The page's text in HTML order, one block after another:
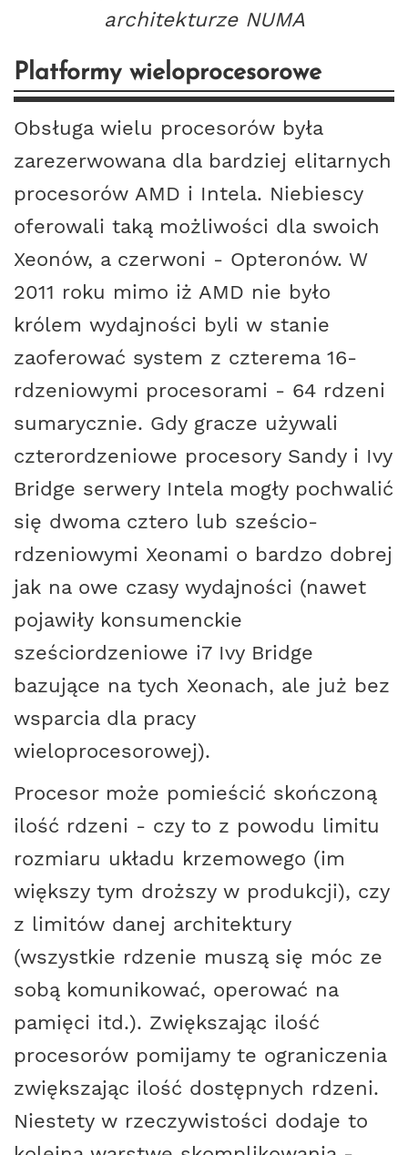
architekturze NUMA
Platformy wieloprocesorowe
Obsługa wielu procesorów była
zarezerwowana dla bardziej elitarnych
procesorów AMD i Intela. Niebiescy
oferowali taką możliwości dla swoich
Xeonów, a czerwoni - Opteronów. W
2011 roku mimo iż AMD nie było
królem wydajności byli w stanie
zaoferować system z czterema 16-
rdzeniowymi procesorami - 64 rdzeni
sumarycznie. Gdy gracze używali
czterordzeniowe procesory Sandy i Ivy
Bridge serwery Intela mogły pochwalić
się dwoma cztero lub sześcio-
rdzeniowymi Xeonami o bardzo dobrej
jak na owe czasy wydajności (nawet
pojawiły konsumenckie
sześciordzeniowe i7 Ivy Bridge
bazujące na tych Xeonach, ale już bez
wsparcia dla pracy
wieloprocesorowej).
Procesor może pomieścić skończoną
ilość rdzeni - czy to z powodu limitu
rozmiaru układu krzemowego (im
większy tym droższy w produkcji), czy
z limitów danej architektury
(wszystkie rdzenie muszą się móc ze
sobą komunikować, operować na
pamięci itd.). Zwiększając ilość
procesorów pomijamy te ograniczenia
zwiększając ilość dostępnych rdzeni.
Niestety w rzeczywistości dodaje to